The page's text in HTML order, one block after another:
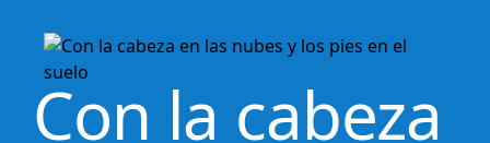
Con la cabeza